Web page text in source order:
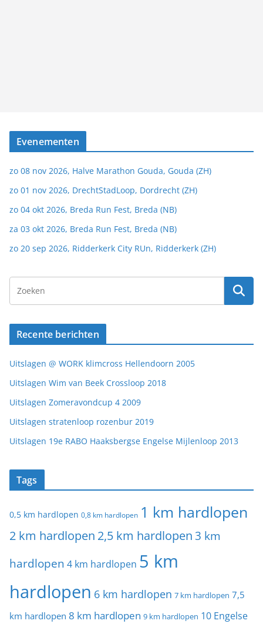
Evenementen
zo 08 nov 2026, Halve Marathon Gouda, Gouda (ZH)
zo 01 nov 2026, DrechtStadLoop, Dordrecht (ZH)
zo 04 okt 2026, Breda Run Fest, Breda (NB)
za 03 okt 2026, Breda Run Fest, Breda (NB)
zo 20 sep 2026, Ridderkerk City RUn, Ridderkerk (ZH)
Recente berichten
Uitslagen @ WORK klimcross Hellendoorn 2005
Uitslagen Wim van Beek Crossloop 2018
Uitslagen Zomeravondcup 4 2009
Uitslagen stratenloop rozenbur 2019
Uitslagen 19e RABO Haaksbergse Engelse Mijlenloop 2013
Tags
0,5 km hardlopen 0,8 km hardlopen 1 km hardlopen
2 km hardlopen 2,5 km hardlopen 3 km
hardlopen 4 km hardlopen 5 km
hardlopen 6 km hardlopen 7 km hardlopen 7,5
km hardlopen 8 km hardlopen 9 km hardlopen 10 Engelse